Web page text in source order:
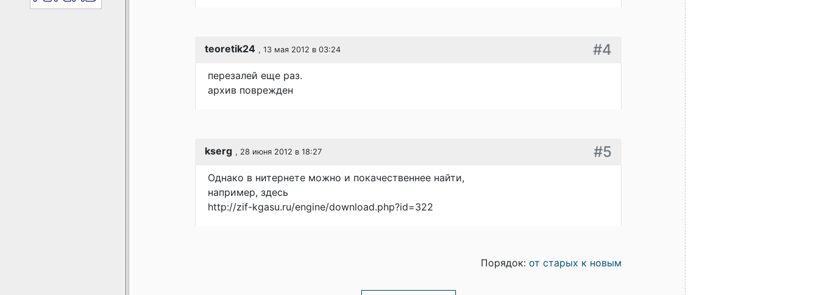
teoretik24 , 13 мая 2012 в 03:24 #4
перезалей еще раз.
архив поврежден
kserg , 28 июня 2012 в 18:27 #5
Однако в нитернете можно и покачественнее найти,
например, здесь
http://zif-kgasu.ru/engine/download.php?id=322
Порядок: от старых к новым